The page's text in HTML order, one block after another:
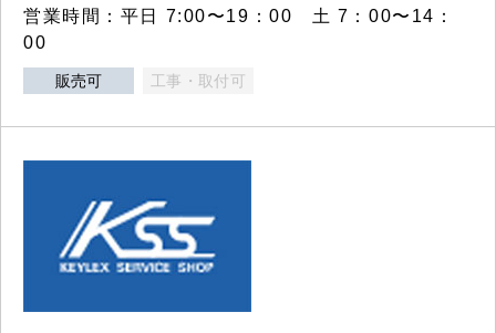
営業時間：平日 7:00〜19：00 土 7：00〜14：
00
販売可 工事・取付可